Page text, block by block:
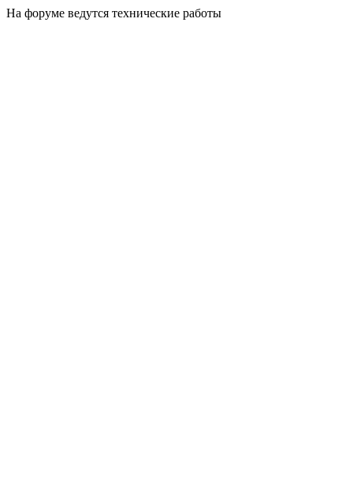
На форуме ведутся технические работы